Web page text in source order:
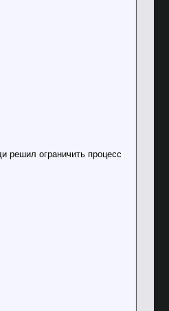
решил ограничить процесс